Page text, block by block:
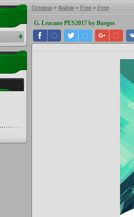
Головна» Файли» Free» Free
G. Lezcano PES2017 by Burgos